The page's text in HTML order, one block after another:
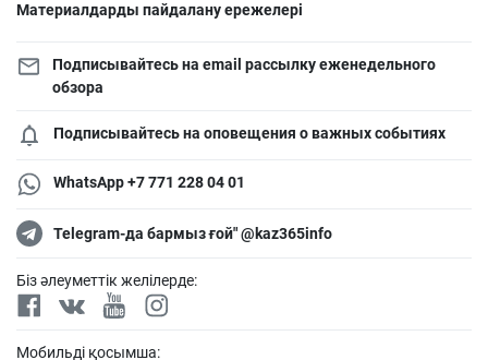
Материалдарды пайдалану ережелері
Подписывайтесь на email рассылку еженедельного
обзора
Подписывайтесь на оповещения о важных событиях
WhatsApp +7 771 228 04 01
Telegram-да бармыз ғой" @kaz365info
Біз әлеуметтік желілерде:
Мобильді қосымша: